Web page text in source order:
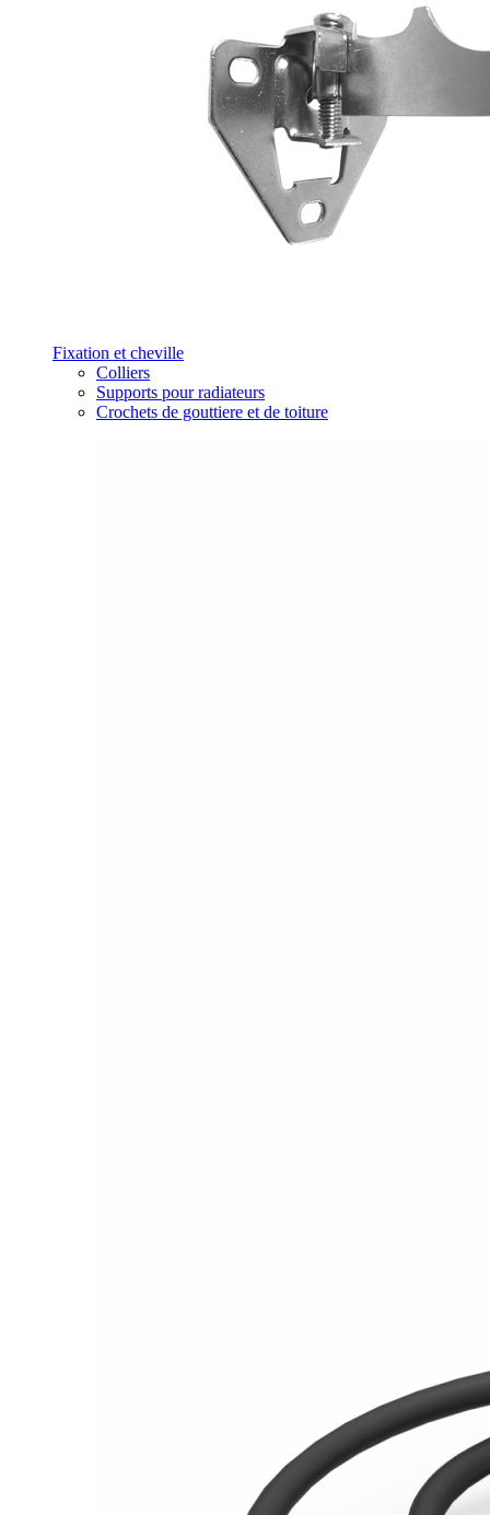
Fixation et cheville
Colliers
Supports pour radiateurs
Crochets de gouttiere et de toiture